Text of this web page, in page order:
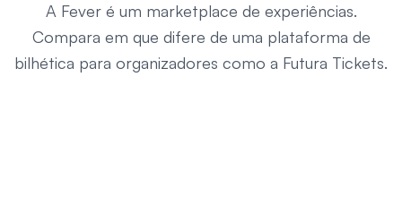
A Fever é um marketplace de experiências.
Compara em que difere de uma plataforma de
bilhética para organizadores como a Futura Tickets.